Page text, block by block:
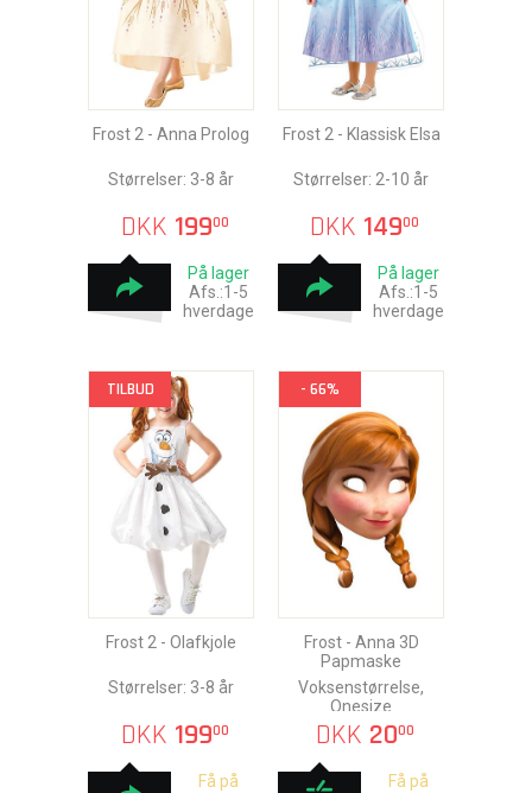
Frost 2 - Anna Prolog
Størrelser: 3-8 år
DKK 19900
På lager
Afs.:1-5
hverdage
Frost 2 - Klassisk Elsa
Størrelser: 2-10 år
DKK 14900
På lager
Afs.:1-5
hverdage
TILBUD
Frost 2 - Olafkjole
Størrelser: 3-8 år
DKK 19900
Få på
- 66%
Frost - Anna 3D
Papmaske
Voksenstørrelse,
Onesize
DKK 2000
Få på